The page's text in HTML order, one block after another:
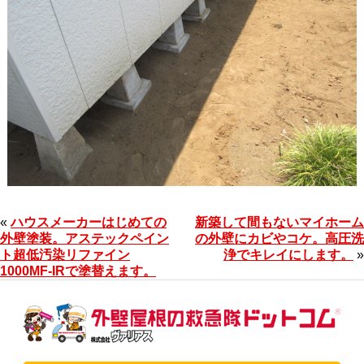
«ハウスメーカーはじめての
外壁塗装。アステックペイン
ト超低汚染リファイン
1000MF-IRで塗替えます。
新築して間もないマイホーム
の外壁にカビやコケ。高圧洗
浄でキレイにします。
»